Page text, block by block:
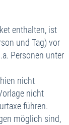
enthalten, ist
und Tag) vor
Personen unter
nicht
nicht
führen.
möglich sind,